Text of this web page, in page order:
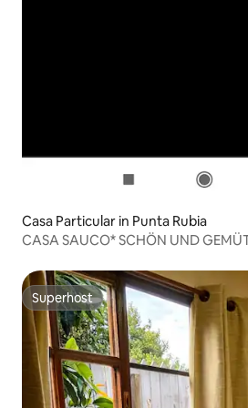
Casa Particular in Punta Rubia
CASA SAUCO* SCHÖN UND
Superhost
Superhost